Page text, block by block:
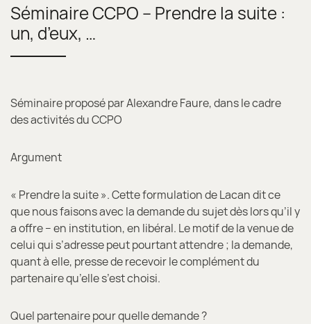
Séminaire CCPO – Prendre la suite :
un, d’eux, …
Séminaire proposé par Alexandre Faure, dans le cadre
des activités du CCPO
Argument
« Prendre la suite ». Cette formulation de Lacan dit ce
que nous faisons avec la demande du sujet dès lors qu’il y
a offre – en institution, en libéral. Le motif de la venue de
celui qui s’adresse peut pourtant attendre ; la demande,
quant à elle, presse de recevoir le complément du
partenaire qu’elle s’est choisi.
Quel partenaire pour quelle demande ?